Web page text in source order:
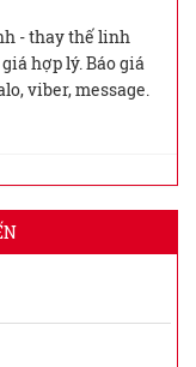
- thay thế linh
hợp lý. Báo giá
viber, message.